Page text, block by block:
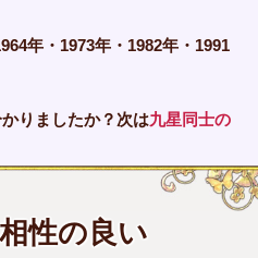
年・1973年・1982年・1991
りましたか？次は九星同士の
性の良い